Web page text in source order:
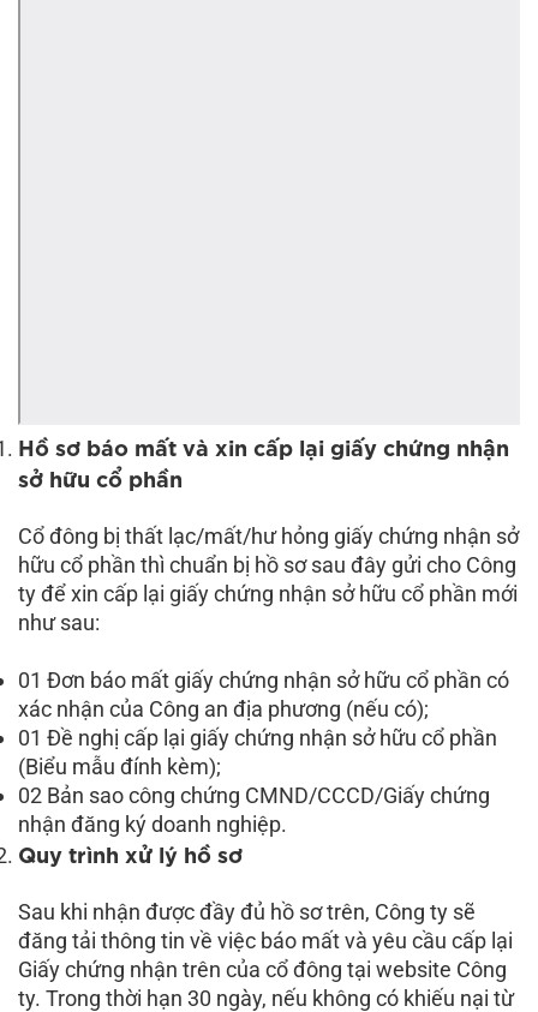
Hồ sơ báo mất và xin cấp lại giấy chứng nhận
sở hữu cổ phần
Cổ đông bị thất lạc/mất/hư hỏng giấy chứng nhận sở
hữu cổ phần thì chuẩn bị hồ sơ sau đây gửi cho Công
ty để xin cấp lại giấy chứng nhận sở hữu cổ phần mới
như sau:
01 Đơn báo mất giấy chứng nhận sở hữu cổ phần có
xác nhận của Công an địa phương (nếu có);
01 Đề nghị cấp lại giấy chứng nhận sở hữu cổ phần
(Biểu mẫu đính kèm);
02 Bản sao công chứng CMND/CCCD/Giấy chứng
nhận đăng ký doanh nghiệp.
Quy trình xử lý hồ sơ
Sau khi nhận được đầy đủ hồ sơ trên, Công ty sẽ
đăng tải thông tin về việc báo mất và yêu cầu cấp lại
Giấy chứng nhận trên của cổ đông tại website Công
ty. Trong thời hạn 30 ngày, nếu không có khiếu nại từ